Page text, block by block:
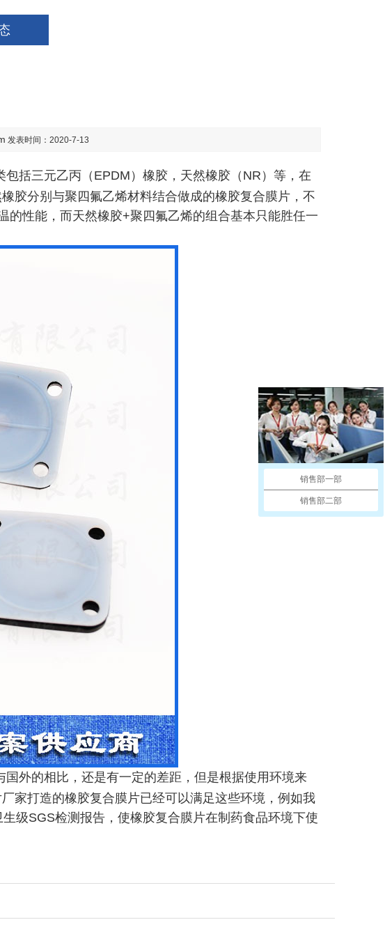
发表时间：2020-7-13
括三元乙丙（EPDM）橡胶，天然橡胶（NR）等，在
胶分别与聚四氟乙烯材料结合做成的橡胶复合膜片，不
的性能，而天然橡胶+聚四氟乙烯的组合基本只能胜任一
外的相比，还是有一定的差距，但是根据使用环境来
家打造的橡胶复合膜片已经可以满足这些环境，例如我
级SGS检测报告，使橡胶复合膜片在制药食品环境下使
销售部一部
销售部二部